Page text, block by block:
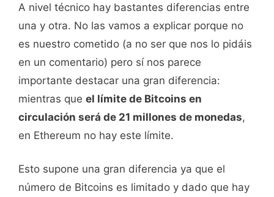
A nivel técnico hay bastantes diferencias entre
una y otra. No las vamos a explicar porque no
es nuestro cometido (a no ser que nos lo pidáis
en un comentario) pero sí nos parece
importante destacar una gran diferencia:
mientras que el límite de Bitcoins en
circulación será de 21 millones de monedas,
en Ethereum no hay este límite.
Esto supone una gran diferencia ya que el
número de Bitcoins es limitado y dado que hay